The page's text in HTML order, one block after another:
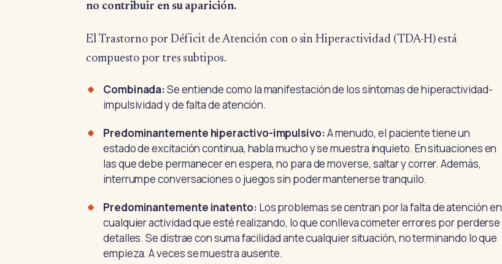
no contribuir en su aparición.
El Trastorno por Déficit de Atención con o sin Hiperactividad (TDA-H) está
compuesto por tres subtipos.
Combinada:Se entiende como la manifestación de los síntomas de hiperactividad-
impulsividad y de falta de atención.
Predominantemente hiperactivo-impulsivo:A menudo, el paciente tiene un
estado de excitación continua, habla mucho y se muestra inquieto. En situaciones en
las que debe permanecer en espera, no para de moverse, saltar y correr. Además,
interrumpe conversaciones o juegos sin poder mantenerse tranquilo.
Predominantemente inatento: Los problemas se centran por la falta de atención en
cualquier actividad que esté realizando, lo que conlleva cometer errores por perderse
detalles. Se distrae con suma facilidad ante cualquier situación, no terminando lo que
empieza. A veces se muestra ausente.